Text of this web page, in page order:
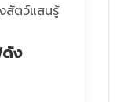
สัตว์แสนรู้
ดัง